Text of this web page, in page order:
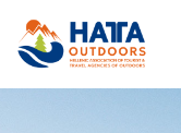
Μεταπηδήστε
στο